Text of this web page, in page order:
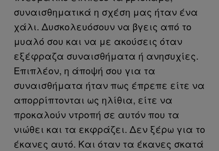
συναισθηματικά η σχέση μας ήταν ένα
χάλι. Δυσκολευόσουν να βγεις από το
μυαλό σου και να με ακούσεις όταν
εξέφραζα συναισθήματα ή ανησυχίες.
Επιπλέον, η άποψή σου για τα
συναισθήματα ήταν πως έπρεπε είτε να
απορρίπτονται ως ηλίθια, είτε να
προκαλούν ντροπή σε αυτόν που τα
νιώθει και τα εκφράζει. Δεν ξέρω για το
έκανες αυτό. Και όταν τα έκανες σκατά